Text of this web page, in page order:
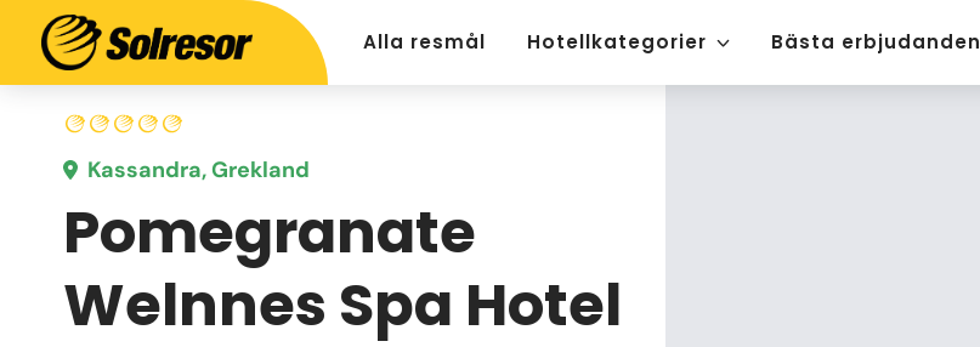
Alla resmål Hotellkategorier Bästa erbjudanden
Kassandra, Grekland
Pomegranate
Welnnes Spa Hotel